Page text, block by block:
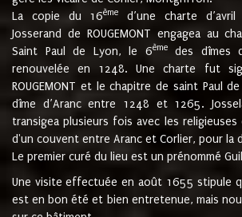
La copie du 16ème
d’une charte
Josserand de ROUGEMONT engagea au
Saint Paul de Lyon, le 6èmedes dîmes
renouvelée en 1248. Une charte fut
ROUGEMONT et le chapitre de saint Paul
dîme d’Aranc entre 1248 et 1265.
transigea plusieurs fois avec les religieuses
d'un couvent entre Aranc et Corlier, pour la
Le premier curé du lieu est un prénommé
Une visite effectuée en août 1655 stipule
est en bon été et bien entretenue, mais